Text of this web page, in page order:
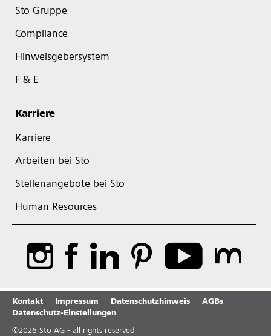
Sto Gruppe
Compliance
Hinweisgebersystem
F & E
Karriere
Karriere
Arbeiten bei Sto
Stellenangebote bei Sto
Human Resources
Kontakt Impressum Datenschutzhinweis
AGBs
Datenschutz-Einstellungen
©2026 Sto AG - all rights reserved